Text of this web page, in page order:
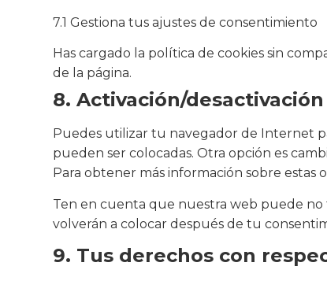
7.1 Gestiona tus ajustes de consentimiento
Has cargado la política de cookies sin
de la página.
8. Activación/
Puedes utilizar tu navegador de Internet
pueden ser colocadas. Otra opción es
Para obtener más información sobre estas
Ten en cuenta que nuestra web puede no
volverán a colocar después de tu
9. Tus derechos con